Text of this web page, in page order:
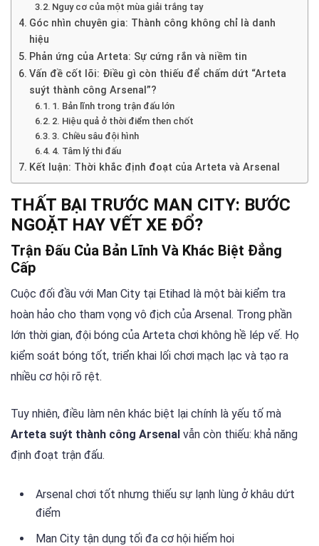
Nguy cơ của một mùa giải trắng tay
Góc nhìn chuyên gia: Thành công không chỉ là danh
hiệu
Phản ứng của Arteta: Sự cứng rắn và niềm tin
Vấn đề cốt lõi: Điều gì còn thiếu để chấm dứt “Arteta
suýt thành công Arsenal”?
1. Bản lĩnh trong trận đấu lớn
2. Hiệu quả ở thời điểm then chốt
3. Chiều sâu đội hình
4. Tâm lý thi đấu
Kết luận: Thời khắc định đoạt của Arteta và Arsenal
THẤT BẠI TRƯỚC MAN CITY: BƯỚC
NGOẶT HAY VẾT XE ĐỔ?
Trận Đấu Của Bản Lĩnh Và Khác Biệt Đẳng
Cấp
Cuộc đối đầu với Man City tại Etihad là một bài kiểm tra
hoàn hảo cho tham vọng vô địch của Arsenal. Trong phần
lớn thời gian, đội bóng của Arteta chơi không hề lép vế. Họ
kiểm soát bóng tốt, triển khai lối chơi mạch lạc và tạo ra
nhiều cơ hội rõ rệt.
Tuy nhiên, điều làm nên khác biệt lại chính là yếu tố mà
Arteta suýt thành công Arsenal vẫn còn thiếu: khả năng
định đoạt trận đấu.
Arsenal chơi tốt nhưng thiếu sự lạnh lùng ở khâu dứt
điểm
Man City tận dụng tối đa cơ hội hiếm hoi